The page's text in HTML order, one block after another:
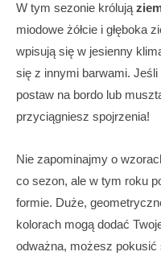
W tym sezonie królują
miodowe żółcie i głęboka
wpisują się w jesienny
się z innymi barwami.
postaw na bordo lub
przyciągniesz spojrzenia!
Nie zapominajmy o
co sezon, ale w tym roku
formie. Duże,
kolorach mogą dodać
odważna, możesz pokusić